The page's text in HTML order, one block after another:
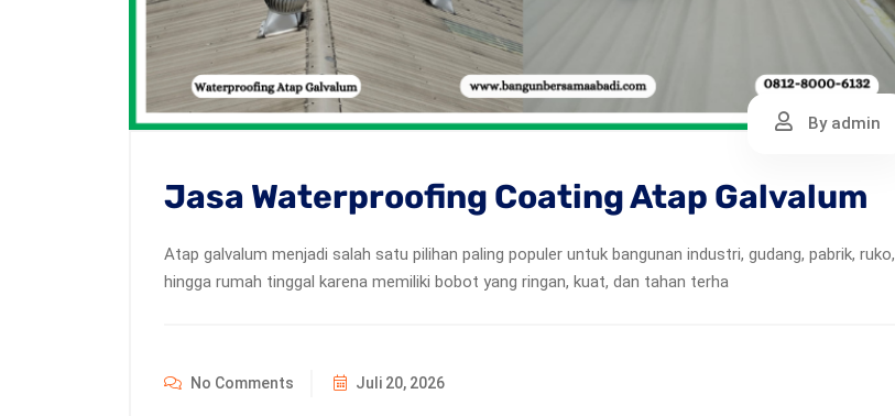
By admin
Jasa Waterproofing Coating Atap Galvalum
Atap galvalum menjadi salah satu pilihan paling populer untuk bangunan industri, gudang, pabrik, ruko,
hingga rumah tinggal karena memiliki bobot yang ringan, kuat, dan tahan terha
No Comments Juli 20, 2026